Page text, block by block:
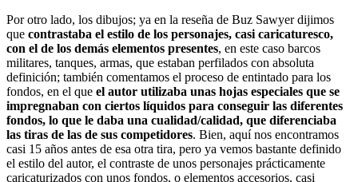
Por otro lado, los dibujos; ya en la reseña de Buz Sawyer dijimos
que contrastaba el estilo de los personajes, casi caricaturesco,
con el de los demás elementos presentes, en este caso barcos
militares, tanques, armas, que estaban perfilados con absoluta
definición; también comentamos el proceso de entintado para los
fondos, en el que el autor utilizaba unas hojas especiales que se
impregnaban con ciertos líquidos para conseguir las diferentes
fondos, lo que le daba una cualidad/calidad, que diferenciaba
las tiras de las de sus competidores. Bien, aquí nos encontramos
casi 15 años antes de esa otra tira, pero ya vemos bastante definido
el estilo del autor, el contraste de unos personajes prácticamente
caricaturizados con unos fondos, o elementos accesorios, casi